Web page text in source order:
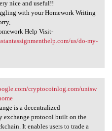
nice and
nice and useful!!
with your Homework Writing
Help Visit-
us/do-my-
cryptocoinlog.com/unisw
is a decentralized
exchange protocol built on the
It enables users to trade a